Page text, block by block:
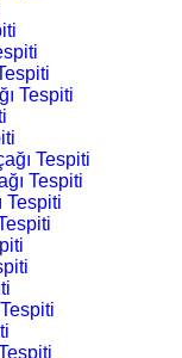
Tespiti
Tespiti
Tespiti
Tespiti